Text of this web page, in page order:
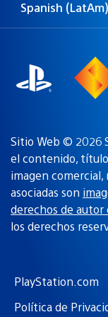
Elige
una
Región
actual:
Spanish (LatAm)
Sitio Web © 2026
el contenido,
imagen comercial,
asociadas son
derechos de
los derechos
PlayStation.com
Política de